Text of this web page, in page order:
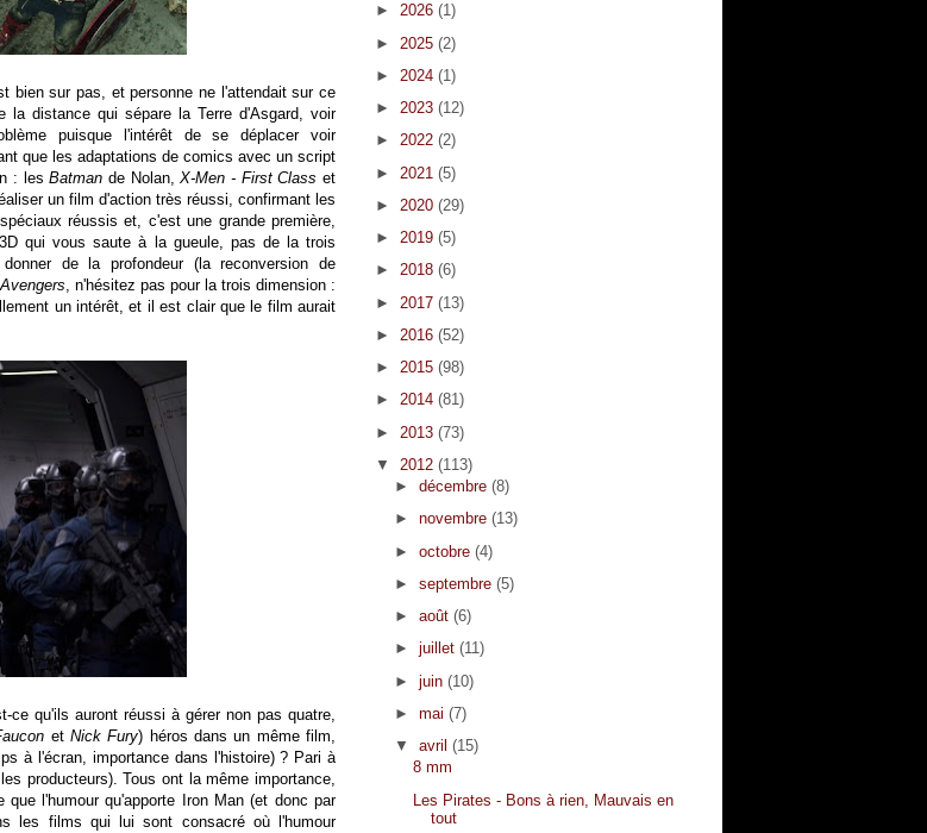
bien sur pas, et personne ne l'attendait sur ce
la distance qui sépare la Terre d'Asgard, voir
puisque l'intérêt de se déplacer voir
que les adaptations de comics avec un script
: lesBatman de Nolan,X-Men - First Class et
un film d'action très réussi, confirmant les
réussis et, c'est une grande première,
qui vous saute à la gueule, pas de la trois
de la profondeur (la reconversion de
Avengers, n'hésitez pas pour la trois dimension :
un intérêt, et il est clair que le film aurait
qu'ils auront réussi à gérer non pas quatre,
et Nick Fury) héros dans un même film,
à l'écran, importance dans l'histoire) ? Pari à
les producteurs). Tous ont la même importance,
l'humour qu'apporte Iron Man (et donc par
les films qui lui sont consacré où l'humour
► 2026 (1)
► 2025 (2)
► 2024 (1)
► 2023 (12)
► 2022 (2)
► 2021 (5)
► 2020 (29)
► 2019 (5)
► 2018 (6)
► 2017 (13)
► 2016 (52)
► 2015 (98)
► 2014 (81)
► 2013 (73)
▼ 2012 (113)
► décembre (8)
► novembre (13)
► octobre (4)
► septembre (5)
► août (6)
► juillet (11)
► juin (10)
► mai (7)
▼ avril (15)
8 mm
Les Pirates - Bons à rien, Mauvais en
tout